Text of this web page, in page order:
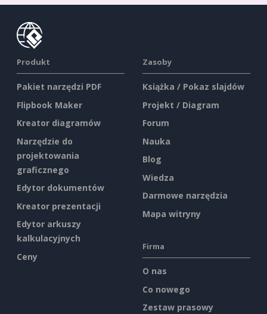
Produkt
Pakiet narzędzi PDF
Flipbook Maker
Kreator diagramów
Narzędzie do
projektowania
graficznego
Edytor dokumentów
Kreator prezentacji
Edytor arkuszy
kalkulacyjnych
Ceny
Zasoby
Książka / Pokaz slajdów
Projekt / Diagram
Forum
Nauka
Blog
Wiedza
Darmowe narzędzia
Mapa witryny
Firma
O nas
Co nowego
Zestaw prasowy